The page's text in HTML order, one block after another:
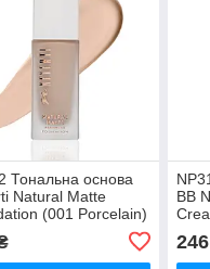
Тональна основа
Natural Matte
(001 Porcelain)
BB
246